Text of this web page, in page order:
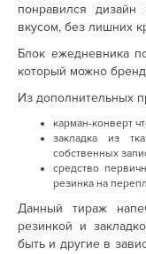
понравился
вкусом, без лишних
Блок ежедневника
который можно
Из дополнительных
карман-конверт
закладка из
собственных
средство
резинка на
Данный тираж
резинкой и
быть и другие в